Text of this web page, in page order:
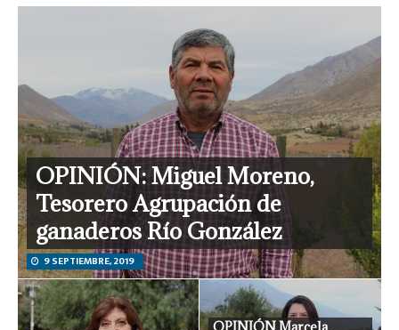
OPINIÓN: Miguel Moreno,
Tesorero Agrupación de
ganaderos Río González
9 SEPTIEMBRE, 2019